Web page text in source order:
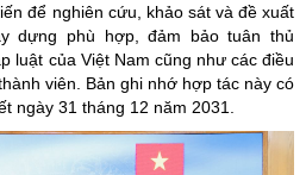
để nghiên cứu, khảo sát và đề xuất
dựng phù hợp, đảm bảo tuân thủ
luật của Việt Nam cũng như các điều
viên. Bản ghi nhớ hợp tác này có
ngày 31 tháng 12 năm 2031.